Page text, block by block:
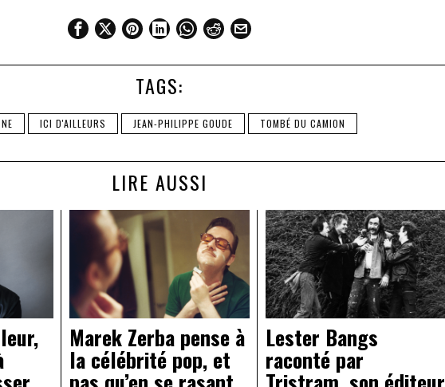
TAGS:
ICI D'AILLEURS JEAN-PHILIPPE GOUDE TOMBÉ DU CAMION
LIRE AUSSI
Marek Zerba pense à
la célébrité pop, et
Lester Bangs
raconté par